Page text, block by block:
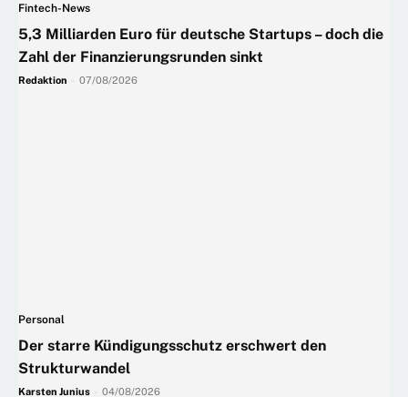
Fintech-News
5,3 Milliarden Euro für deutsche Startups – doch die
Zahl der Finanzierungsrunden sinkt
Redaktion 07/08/2026
Personal
Der starre Kündigungsschutz erschwert den
Strukturwandel
Karsten Junius 04/08/2026